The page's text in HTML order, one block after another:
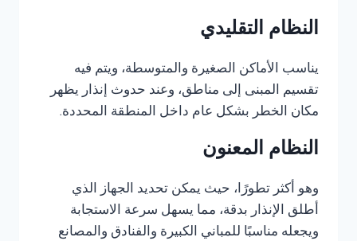
النظام التقليدي
يناسب الأماكن الصغيرة والمتوسطة، ويتم فيه
تقسيم المبنى إلى مناطق، وعند حدوث إنذار يظهر
مكان الخطر بشكل عام داخل المنطقة المحددة.
النظام المعنون
وهو أكثر تطورًا، حيث يمكن تحديد الجهاز الذي
أطلق الإنذار بدقة، مما يسهل سرعة الاستجابة
ويجعله مناسبًا للمباني الكبيرة والفنادق والمصانع